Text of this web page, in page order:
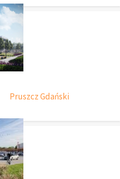
Pruszcz Gdański